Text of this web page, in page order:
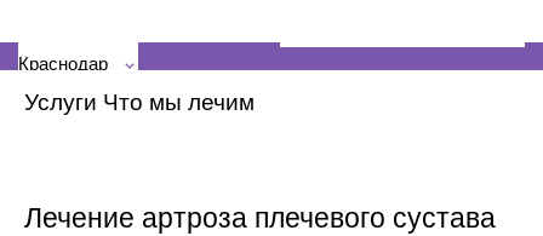
Краснодар
Услуги Что мы лечим
Лечение артроза плечевого сустава